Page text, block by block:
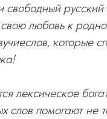
любовь к
которые
лексическое
слов помогают не